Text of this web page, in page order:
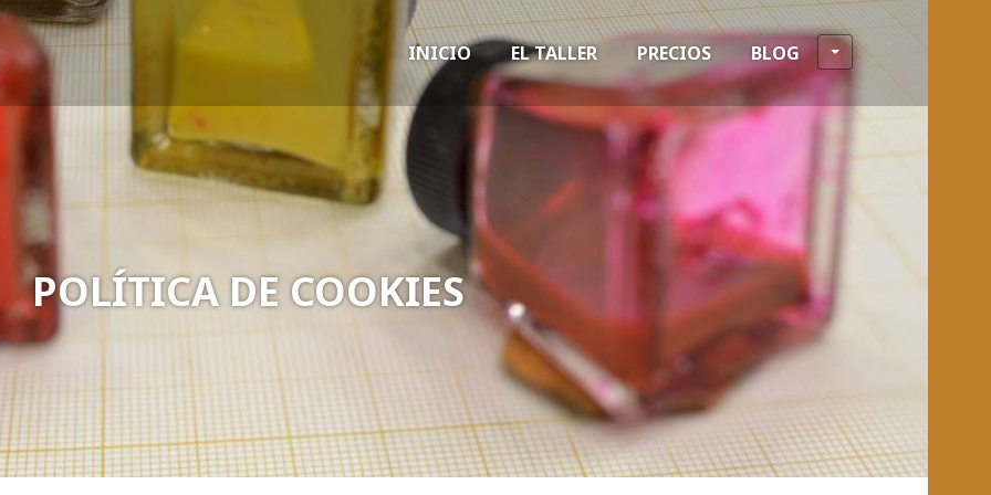
INICIO EL TALLER PRECIOS BLOG
POLÍTICA DE COOKIES